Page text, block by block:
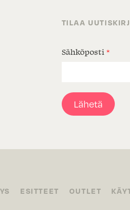
TILAA
Sähköposti *
Lähetä
ESITTEET OUTLET